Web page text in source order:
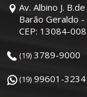
Av. Albino J.
Barão Geraldo -
CEP: 13084-008
(19) 3789-9000
(19) 99601-3234